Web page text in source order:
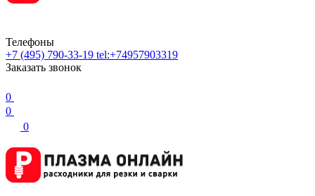
Телефоны
+7 (495) 790-33-19 tel:+74957903319
Заказать звонок
0
0
0